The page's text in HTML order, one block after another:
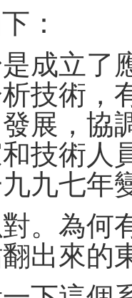
：
是成立
技術，
展，協
技術人
九七年
。為何
出來的